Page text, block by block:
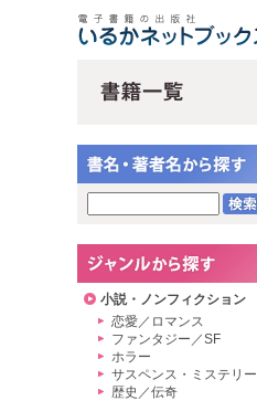
小説・ノンフィクション
恋愛／ロマンス
ファンタジー／SF
ホラー
サスペンス・ミステリー
歴史／伝奇